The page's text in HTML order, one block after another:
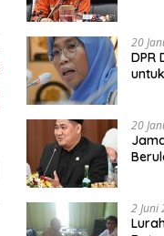
20
DPR
PMI
20
2 Juni